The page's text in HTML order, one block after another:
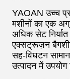
YAOAN उच्च
मशीनों का एक
अधिक सेट
एक्सट्रूज़न
सह-विघटन
उत्पादन में उपयोग